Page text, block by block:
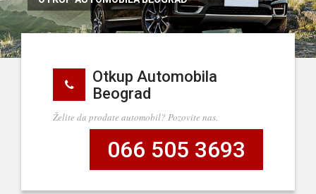
Otkup Automobila
Beograd
Želite da prodate automobil? Pozovite nas.
066 505 3693